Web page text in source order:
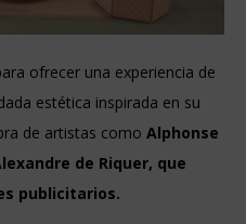
ofrecer una experiencia de
estética inspirada en su
de artistas como Alphonse
de Riquer, que
publicitarios.